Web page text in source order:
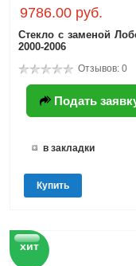
9786.00 руб.
Стекло с заменой
2000-2006
Отзывов: 0
Подать
в закладки
Купить
хит